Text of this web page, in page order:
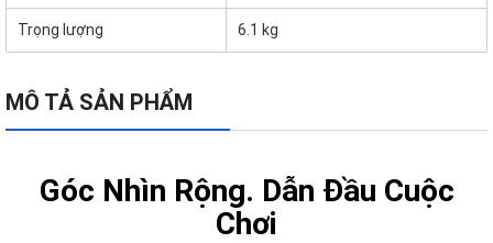
Trọng lượng 6.1 kg
MÔ TẢ SẢN PHẨM
Góc Nhìn Rộng. Dẫn Đầu Cuộc
Chơi